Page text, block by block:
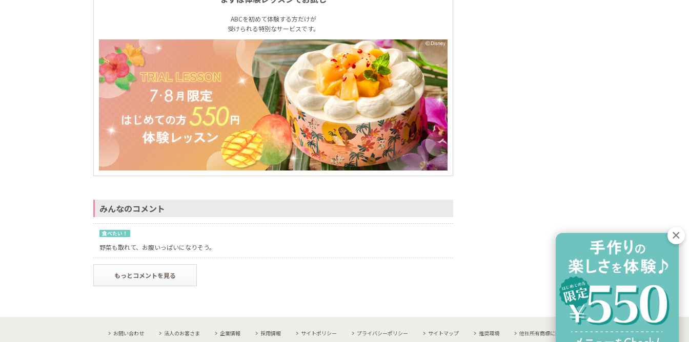
ABCを初めて体験する方だけが
受けられる特別なサービスです。
みんなのコメント
食べたい！
野菜も取れて、お腹いっぱいになりそう。
もっとコメントを見る
お問い合わせ 法人のお客さま 企業情報 採用情報 サイトポリシー プライバシーポリシー サイトマップ 推奨環境 他社所有商標に関する表示